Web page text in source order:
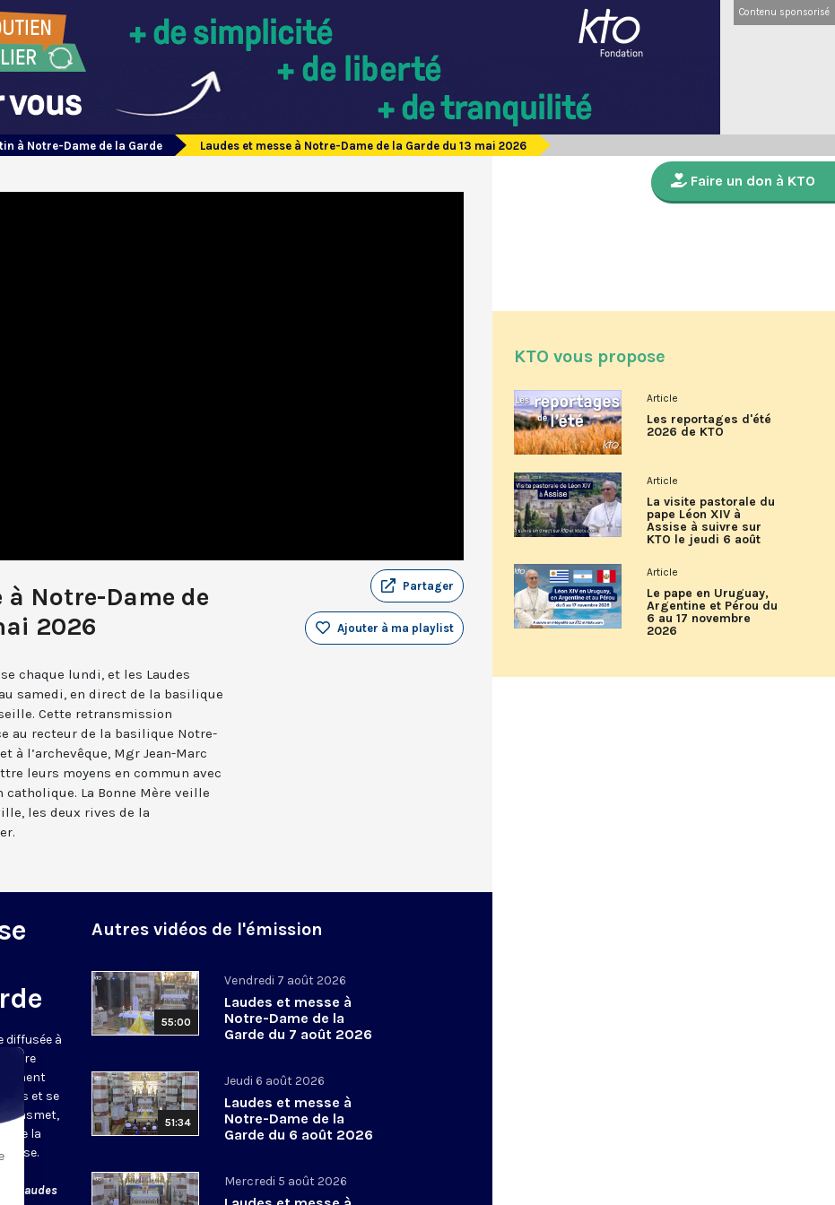
Contenu sponsorisé
à Notre-Dame de la Garde Laudes et messe à Notre-Dame de la Garde du 13 mai 2026
à Notre-Dame de
2026
Partager
Ajouter à ma playlist
chaque lundi, et les Laudes
samedi, en direct de la basilique
Cette retransmission
au recteur de la basilique Notre-
à l’archevêque, Mgr Jean-Marc
leurs moyens en commun avec
La Bonne Mère veille
les deux rives de la
diffusée à
et se
de la
laudes
Autres vidéos de l'émission
55:00
Vendredi 7 août 2026
Laudes et messe à
Notre-Dame de la
Garde du 7 août 2026
51:34
Jeudi 6 août 2026
Laudes et messe à
Notre-Dame de la
Garde du 6 août 2026
Mercredi 5 août 2026
Faire un don à KTO
KTO vous propose
Article
Les reportages d'été
2026 de KTO
Article
La visite pastorale du
pape Léon XIV à
Assise à suivre sur
KTO le jeudi 6 août
Article
Le pape en Uruguay,
Argentine et Pérou du
6 au 17 novembre
2026